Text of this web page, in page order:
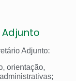
Adjunto:
orientação,